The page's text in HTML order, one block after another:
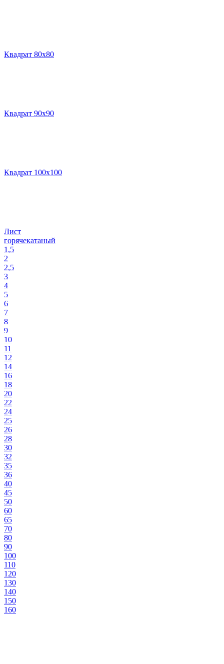
Квадрат 80х80
Квадрат 90х90
Квадрат 100х100
Лист
горячекатаный
1,5
2
2,5
3
4
5
6
7
8
9
10
11
12
14
16
18
20
22
24
25
26
28
30
32
35
36
40
45
50
60
65
70
80
90
100
110
120
130
140
150
160